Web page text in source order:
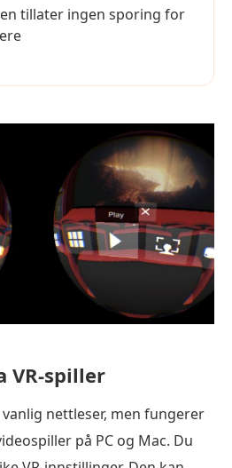
tillater ingen sporing for
VR-spiller
nettleser, men fungerer
på PC og Mac. Du